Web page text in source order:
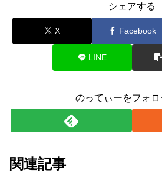
シェアする
X Facebook
LINE
のってぃーをフォロ
関連記事